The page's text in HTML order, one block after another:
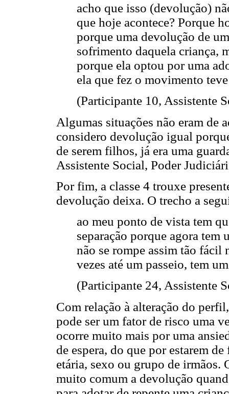
acho que isso (devolução)
que hoje acontece? Porque
porque uma devolução de
sofrimento daquela criança,
porque ela optou por uma
ela que fez o movimento
(Participante 10, Assistente
Algumas situações não eram de
considero devolução igual
de serem filhos, já era uma
Assistente Social, Poder
Por fim, a classe 4 trouxe
devolução deixa. O trecho a
ao meu ponto de vista tem
separação porque agora tem
não se rompe assim tão fácil
vezes até um passeio, tem
(Participante 24, Assistente
Com relação à alteração do
pode ser um fator de risco uma
ocorre muito mais por uma
de espera, do que por estarem
etária, sexo ou grupo de irmãos.
muito comum a devolução